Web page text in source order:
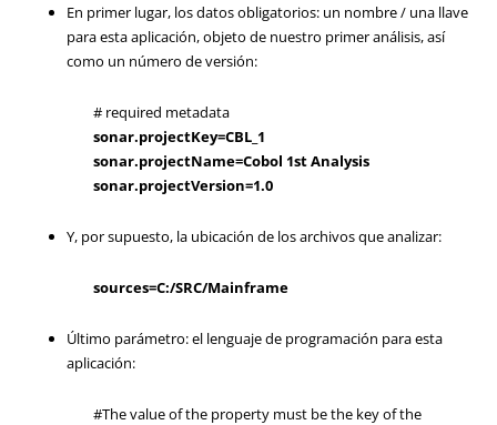
En primer lugar, los datos obligatorios: un nombre / una llave
para esta aplicación, objeto de nuestro primer análisis, así
como un número de versión:
# required metadata
sonar.projectKey=CBL_1
sonar.projectName=Cobol 1st Analysis
sonar.projectVersion=1.0
Y, por supuesto, la ubicación de los archivos que analizar:
sources=C:/SRC/Mainframe
Último parámetro: el lenguaje de programación para esta
aplicación:
#The value of the property must be the key of the